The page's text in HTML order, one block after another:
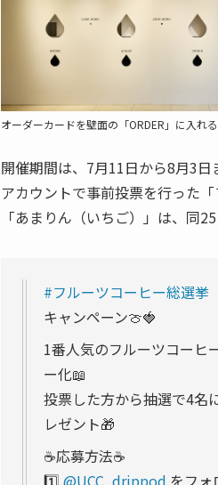
オーダーカードを壁面の「ORDER」に入れ
開催期間は、7月11日から8月3
アカウントで事前投票を行った
「あまりん（いちご）」は、同
#フルーツコーヒー総選挙
キャンペーン🍈🍓
1番人気のフルーツコーヒ
ー化📖
投票した方から抽選で4名
レゼント🎁
☕️応募方法☕️
1️⃣ @UCC_drippod をフォ